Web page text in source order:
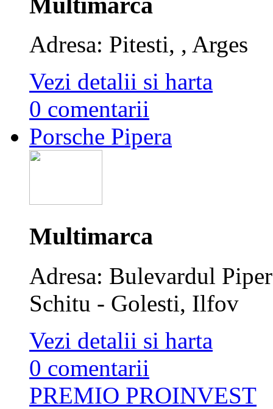
Adresa: Pitesti, , Arges
Vezi detalii si harta
0 comentarii
Porsche Pipera
Multimarca
Adresa: Bulevardul
Schitu - Golesti, Ilfov
Vezi detalii si harta
0 comentarii
PREMIO PROINVEST